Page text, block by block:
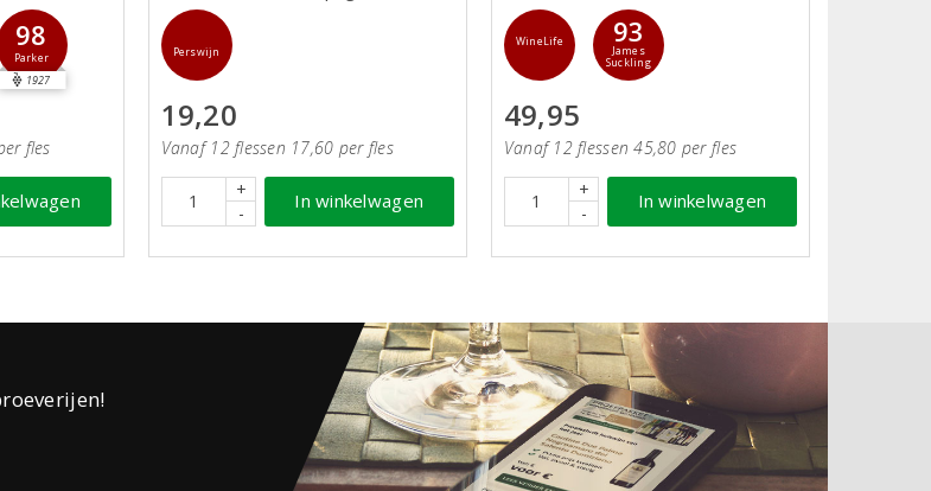
98
Parker
1927
fles
Perswijn
19,20
Vanaf 12 flessen 17,60 per fles
+
-
In winkelwagen
WineLife 93
James
Suckling
49,95
Vanaf 12 flessen 45,80 per fles
+
-
In winkelwagen